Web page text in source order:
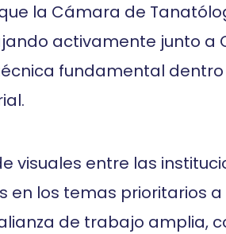
la Cámara de
activamente junto a
fundamental
visuales entre las
en los temas prioritarios
de trabajo amplia,